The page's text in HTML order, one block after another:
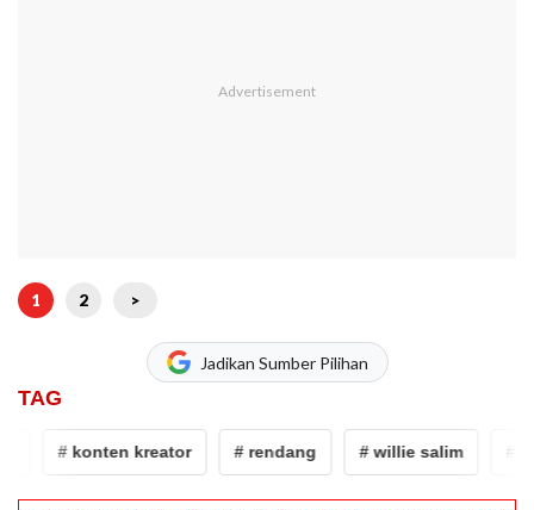
1 2 >
Jadikan Sumber Pilihan
TAG
# konten kreator # rendang # willie salim #